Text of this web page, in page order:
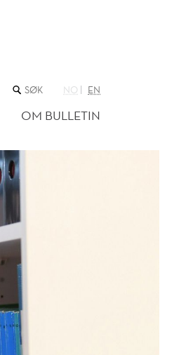
SØK
NETTSTEDET
NO EN
OM BULLETIN